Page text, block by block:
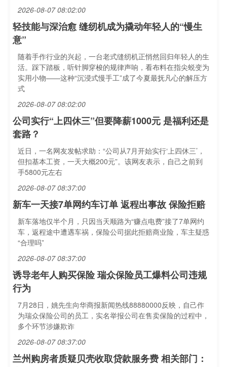
2026-08-07 08:02:00
轻技能与深治愈 缝纫机成为撬动年轻人的“慢生
意”
随着手作行业的兴起，一台老式缝纫机正悄然回归年轻人的生
活。踩下踏板，听针脚穿梭的规律声响，看布料在指尖蜕变为
实用小物——这种“沉浸式慢手工”成了今夏最抚凡心的解压方
式
2026-08-07 08:02:00
公司实行“上四休三”但要降薪1000元 是福利还是
套路？
近日，一名网友发帖求助：“公司从7月开始实行‘上四休三’，
但扣基本工资，一天大概200元”。该网友表示，自己之前到
手5800元左右
2026-08-07 08:37:00
新车一天接7单网约车订单 返程出事故 保险拒赔
新车落地仅半个月，只因当天顺路为“赚点电费”接了7单网约
车，返程途中遭遇车祸，保险公司据此拒赔商业险，车主疑惑
“合理吗”
2026-08-07 08:37:00
诱导老年人购买保险 瑞众保险员工爆料公司违规
行为
7月28日，姚先生向华商报新闻热线88880000反映，自己作
为瑞众保险公司的员工，实名举报公司在售卖保险的过程中，
多个环节涉嫌欺诈
2026-08-07 08:37:00
兰州购房者质疑贝壳收取贷款服务费 相关部门：